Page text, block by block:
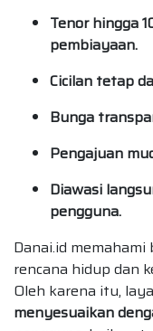
Tenor hingga
pembiayaan.
Cicilan tetap
Bunga
Pengajuan
Diawasi
pengguna.
Danai.id
rencana hidup dan
Oleh karena itu,
menyesuaikan